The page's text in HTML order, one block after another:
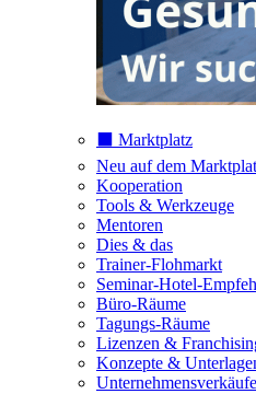
⬛️ Marktplatz
Neu auf dem
Kooperation
Tools & Werkzeuge
Mentoren
Dies & das
Trainer-Flohmarkt
Seminar-Hotel-
Büro-Räume
Tagungs-Räume
Lizenzen &
Konzepte &
Unternehmensverkäufe